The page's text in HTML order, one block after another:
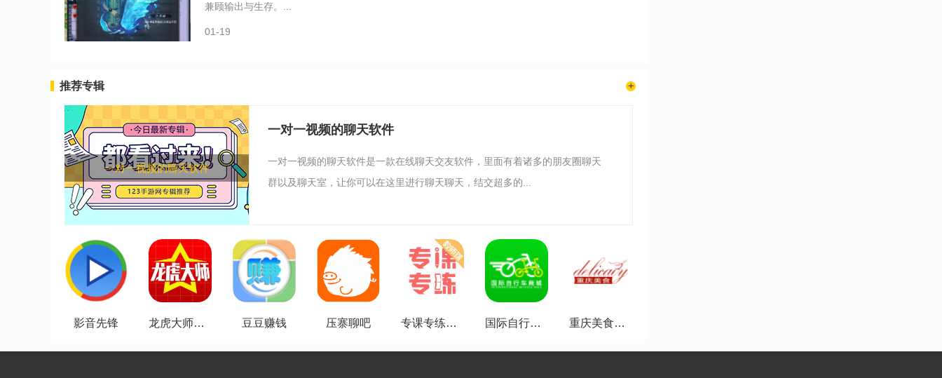
兼顾输出与生存。...
01-19
推荐专辑
一对一视频的聊天软件
一对一视频的聊天软件
一对一视频的聊天软件是一款在线聊天交友软件，里面有着诸多的朋友圈聊天
群以及聊天室，让你可以在这里进行聊天聊天，结交超多的...
影音先锋 龙虎大师高级版 豆豆赚钱 压寨聊吧 专课专练教师端 国际自行车商城 重庆美食门户